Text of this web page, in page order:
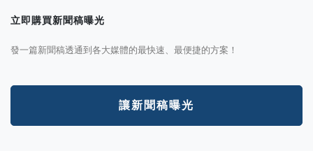
立即購買新聞稿曝光
發一篇新聞稿透通到各大媒體的最快速、最便捷的方案！
讓新聞稿曝光